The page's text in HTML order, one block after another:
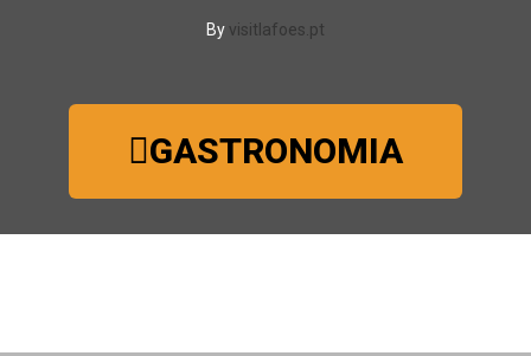
By visitlafoes.pt
GASTRONOMIA